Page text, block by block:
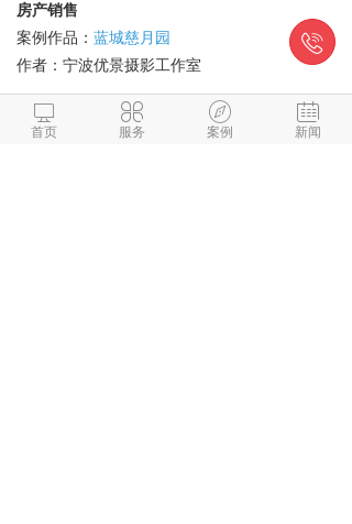
房产销售
案例作品： 蓝城慈月园
作者： 宁波优景摄影工作室
政府企业

首页

服务

案例

新闻
